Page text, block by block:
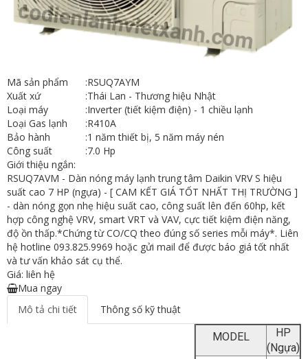
Mã sản phẩm :RSUQ7AYM
Xuất xứ
:Thái Lan - Thương hiệu Nhật
Loại máy
:Inverter (tiết kiệm điện) - 1 chiều lạnh
Loại Gas lạnh
:R410A
Bảo hành
:1 năm thiết bị, 5 năm máy nén
Công suất
:7.0 Hp
Giới thiệu ngắn:
RSUQ7AVM - Dàn nóng máy lạnh trung tâm Daikin VRV S hiệu
suất cao 7 HP (ngựa) - [ CAM KẾT GIÁ TỐT NHẤT THỊ TRƯỜNG ]
- dàn nóng gọn nhẹ hiệu suất cao, công suất lên đến 60hp, kết
hợp công nghệ VRV, smart VRT và VAV, cực tiết kiệm điện năng,
độ ồn thấp.*Chứng từ CO/CQ theo đúng số series mỗi máy*. Liên
hệ hotline 093.825.9969 hoặc gửi mail để được báo giá tốt nhất
và tư vấn khảo sát cụ thể.
Giá: liên hệ
Mua ngay
Mô tả chi tiết
Thông số kỹ thuật
MODEL
HP
(Ngựa)